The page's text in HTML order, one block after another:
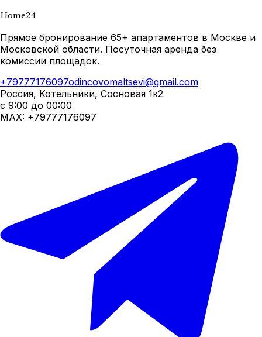
Home24
Прямое бронирование 65+ апартаментов в Москве и
Московской области. Посуточная аренда без
комиссии площадок.
+79777176097odincovomaltsevi@gmail.com
Россия, Котельники, Сосновая 1к2
с 9:00 до 00:00
MAX: +79777176097